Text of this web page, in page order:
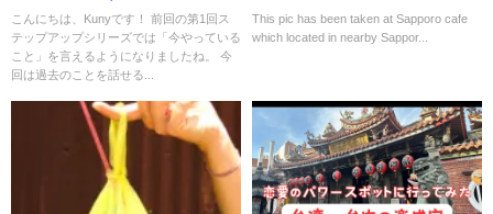
シリーズ(2/5)
こんにちは、Kunyです！ 前回の第1回ス
テップアップシリーズでは「今やっている
こと」を言えるようになりましたね。 今
回は過去のことを話せる...
This pic has been taken at Sapporo cafe
which located in nearby Sappor...